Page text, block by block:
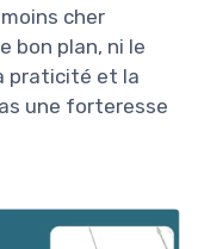
cher
bon plan, ni le
praticité et la
une forteresse